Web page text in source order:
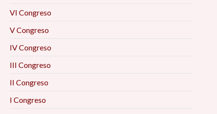
VI Congreso
V Congreso
IV Congreso
III Congreso
II Congreso
I Congreso